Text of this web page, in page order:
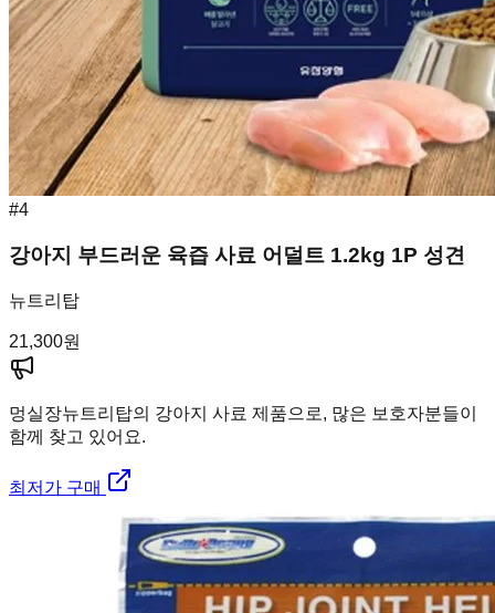
#4
강아지 부드러운 육즙 사료 어덜트 1.2kg 1P 성견
뉴트리탑
21,300원
멍실장뉴트리탑의 강아지 사료 제품으로, 많은 보호자분들이
함께 찾고 있어요.
최저가 구매